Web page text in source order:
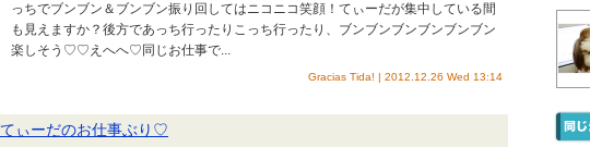
っちでブンブン＆ブンブン振り回してはニコニコ笑顔！てぃーだが集中している間
も見えますか？後方であっち行ったりこっち行ったり、ブンブンブンブンブンブン
楽しそう♡♡えへへ♡同じお仕事で...
Gracias Tida! | 2012.12.26 Wed 13:14
てぃーだのお仕事ぶり♡